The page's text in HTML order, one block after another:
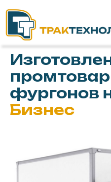
фургонов
Бизнес